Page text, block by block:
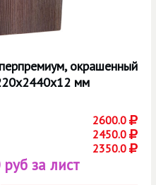
окрашенный
мм
2600.0
2450.0
2350.0
руб за лист